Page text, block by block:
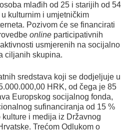
mlađih od 25 i starijih od 54
kulturnim i umjetničkim
Pozivom će se financirati
online participativnih
usmjerenih na socijalno
ciljanih skupina.
sredstava koji se dodjeljuje u
HRK, od čega je 85
Europskog socijalnog fonda,
sufinanciranja od 15 %
i medija iz Državnog
Trećom Odlukom o